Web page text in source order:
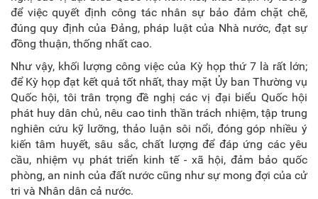
để việc quyết định công tác nhân sự bảo đảm chặt chẽ,
đúng quy định của Đảng, pháp luật của Nhà nước, đạt sự
đồng thuận, thống nhất cao.
Như vậy, khối lượng công việc của Kỳ họp thứ 7 là rất lớn;
để Kỳ họp đạt kết quả tốt nhất, thay mặt Ủy ban Thường vụ
Quốc hội, tôi trân trọng đề nghị các vị đại biểu Quốc hội
phát huy dân chủ, nêu cao tinh thần trách nhiệm, tập trung
nghiên cứu kỹ lưỡng, thảo luận sôi nổi, đóng góp nhiều ý
kiến tâm huyết, sâu sắc, chất lượng để đáp ứng các yêu
cầu, nhiệm vụ phát triển kinh tế - xã hội, đảm bảo quốc
phòng, an ninh của đất nước cũng như sự mong đợi của cử
tri và Nhân dân cả nước.